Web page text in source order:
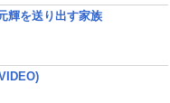
輝を送り出す家族